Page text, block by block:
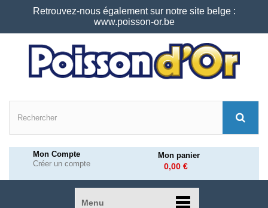
Retrouvez-nous également sur notre site belge :
www.poisson-or.be
Mon Compte
Créer un compte
Mon panier
0,00 €
Menu